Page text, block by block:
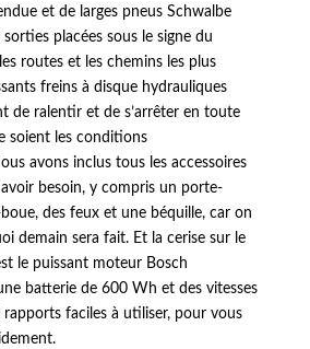
et de larges pneus Schwalbe
placées sous le signe du
routes et les chemins les plus
freins à disque hydrauliques
de ralentir et de s’arrêter en toute
soient les conditions
avons inclus tous les accessoires
besoin, y compris un porte-
boue, des feux et une béquille, car on
demain sera fait. Et la cerise sur le
le puissant moteur Bosch
batterie de 600 Wh et des vitesses
rapports faciles à utiliser, pour vous